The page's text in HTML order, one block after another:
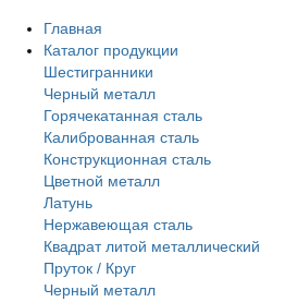
Главная
Каталог продукции
Шестигранники
Черный металл
Горячекатанная сталь
Калиброванная сталь
Конструкционная сталь
Цветной металл
Латунь
Нержавеющая сталь
Квадрат литой металлический
Пруток / Круг
Черный металл